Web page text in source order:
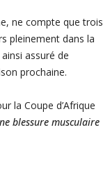
ne compte que trois
pleinement dans la
assuré de
prochaine.
la Coupe d’Afrique
blessure musculaire